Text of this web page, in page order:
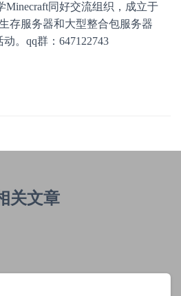
Minecraft同好交流组织，成立于
存服务器和大型整合包服务器
。qq群：647122743
关文章